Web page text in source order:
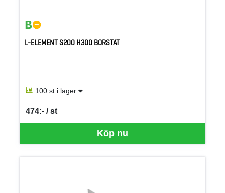
L-ELEMENT S200 H300 BORSTAT
100 st i lager
Köp nu
474:- / st
SEK per ST